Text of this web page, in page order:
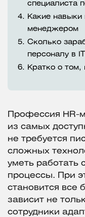
специалиста
4.
Какие навыки
менеджером
5. Сколько
персоналу в IT
6.
Кратко о том,
Профессия HR-
из самых
не требуется
сложных
уметь работать
процессы. При
становится все
зависит не
сотрудники